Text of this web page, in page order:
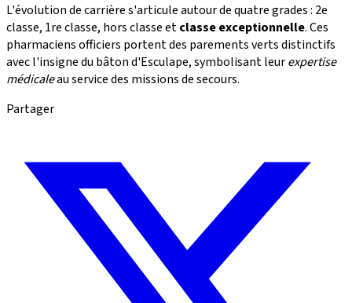
L'évolution de carrière s'articule autour de quatre grades : 2e
classe, 1re classe, hors classe etclasse exceptionnelle. Ces
pharmaciens officiers portent des parements verts distinctifs
avec l'insigne du bâton d'Esculape, symbolisant leurexpertise
médicaleau service des missions de secours.
Partager